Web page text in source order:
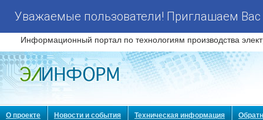
Уважаемые пользователи! Приглашаем
Информационный портал по технологиям производства
О проекте Новости и события Техническая информация